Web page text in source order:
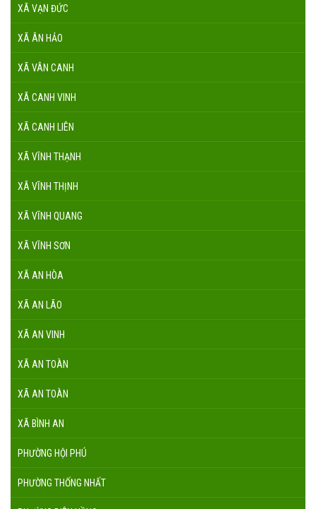
XÃ VẠN ĐỨC
XÃ ÂN HẢO
XÃ VÂN CANH
XÃ CANH VINH
XÃ CANH LIÊN
XÃ VĨNH THẠNH
XÃ VĨNH THỊNH
XÃ VĨNH QUANG
XÃ VĨNH SƠN
XÃ AN HÒA
XÃ AN LÃO
XÃ AN VINH
XÃ AN TOÀN
XÃ AN TOÀN
XÃ BÌNH AN
PHƯỜNG HỘI PHÚ
PHƯỜNG THỐNG NHẤT